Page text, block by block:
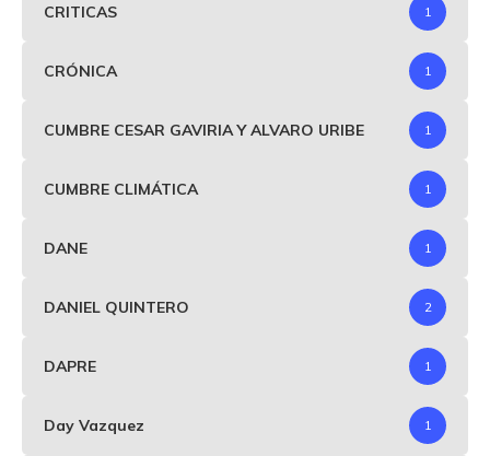
CRITICAS 1
CRÓNICA 1
CUMBRE CESAR GAVIRIA Y ALVARO URIBE 1
CUMBRE CLIMÁTICA 1
DANE 1
DANIEL QUINTERO 2
DAPRE 1
Day Vazquez 1